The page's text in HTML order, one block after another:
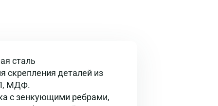
сталь
скрепления деталей из
МДФ.
с зенкующими ребрами,